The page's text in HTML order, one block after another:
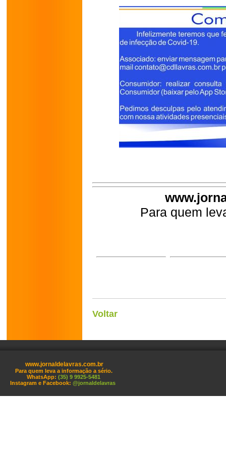
Para quem
Voltar
www.jornaldelavras.com.br
Para quem leva a informação a sério.
WhatsApp: (35) 9 9925-5481
Instagram e Facebook: @jornaldelavras